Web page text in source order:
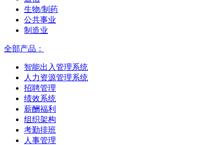
生物/制药
公共事业
制造业
全部产品：
智能出入管理系统
人力资源管理系统
招聘管理
绩效系统
薪酬福利
组织架构
考勤排班
人事管理